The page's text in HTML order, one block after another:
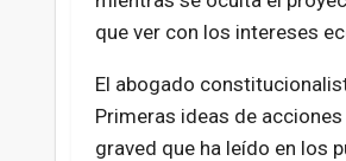
que ver con los intereses
El abogado
Primeras ideas de
graved que ha leído en los